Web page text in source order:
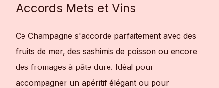
Accords Mets et Vins
Ce Champagne s'accorde parfaitement avec des
fruits de mer, des sashimis de poisson ou encore
des fromages à pâte dure. Idéal pour
accompagner un apéritif élégant ou pour